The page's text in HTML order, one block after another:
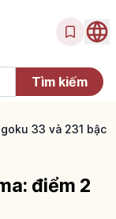
33 và 231 bậc
điểm 2